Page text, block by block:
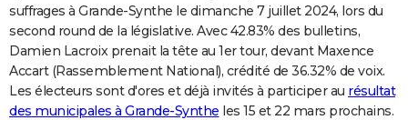
Dictionnaire
Biographies
Citations
Expressions
Proverbes
PROGRAMME TV
COPAINS D'AVANT
S'inscrire
Se connecter
Lycées
Collèges
Primaires
Universités
Entreprises
Service militaire
Avis de recherche
AVIS DE DÉCÈS
suffrages à Grande-Synthe le dimanche 7 juillet 2024, lors du
second round de la législative. Avec 42.83% des bulletins,
Damien Lacroix prenait la tête au 1er tour, devant Maxence
Accart (Rassemblement National), crédité de 36.32% de voix.
Les électeurs sont d'ores et déjà invités à participer au résultat
des municipales à Grande-Synthe les 15 et 22 mars prochains.